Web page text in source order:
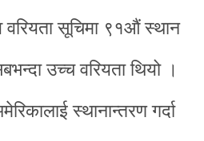
वरियता सूचिमा ९१औं स्थान
उच्च वरियता थियो ।
स्थानान्तरण गर्दा